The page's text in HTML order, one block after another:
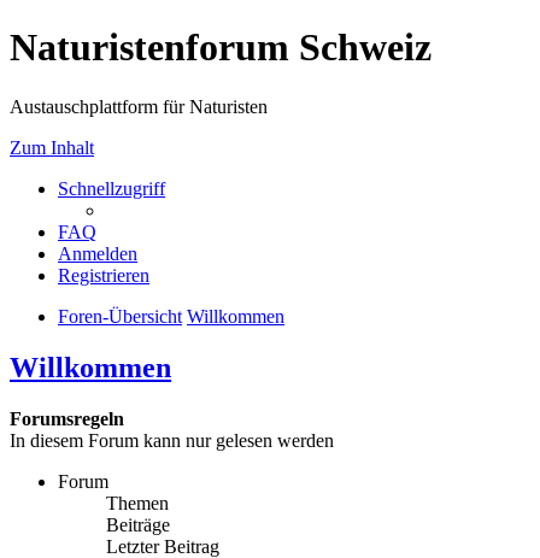
Naturistenforum Schweiz
Austauschplattform für Naturisten
Zum Inhalt
Schnellzugriff
FAQ
Anmelden
Registrieren
Foren-Übersicht Willkommen
Willkommen
Forumsregeln
In diesem Forum kann nur gelesen werden
Forum
Themen
Beiträge
Letzter Beitrag